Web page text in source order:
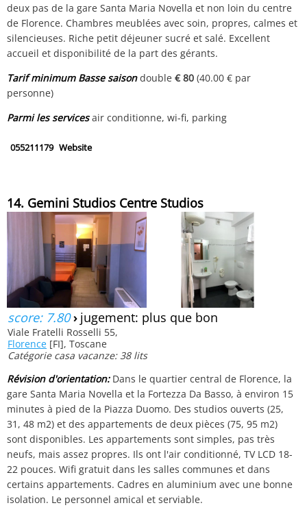
deux pas de la gare Santa Maria Novella et non loin du centre
de Florence. Chambres meublées avec soin, propres, calmes et
silencieuses. Riche petit déjeuner sucré et salé. Excellent
accueil et disponibilité de la part des gérants.
Tarif minimum Basse saisondouble€ 80 (40.00 € par
personne)
Parmi les servicesair conditionne, wi-fi, parking
055211179 Website
14. Gemini Studios Centre Studios
score: 7.80› jugement: plus que bon
Viale Fratelli Rosselli 55,
Florence [FI], Toscane
Catégorie casa vacanze: 38 lits
Révision d'orientation:Dans le quartier central de Florence, la
gare Santa Maria Novella et la Fortezza Da Basso, à environ 15
minutes à pied de la Piazza Duomo. Des studios ouverts (25,
31, 48 m2) et des appartements de deux pièces (75, 95 m2)
sont disponibles. Les appartements sont simples, pas très
neufs, mais assez propres. Ils ont l'air conditionné, TV LCD 18-
22 pouces. Wifi gratuit dans les salles communes et dans
certains appartements. Cadres en aluminium avec une bonne
isolation. Le personnel amical et serviable.